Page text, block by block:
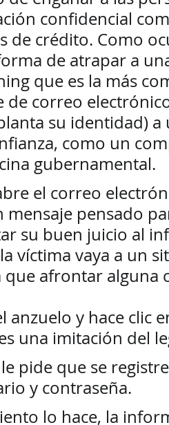
confidencial
de crédito. Como
de atrapar a
que es la más
de correo
su identidad) a
como un
gubernamental.
el correo
pensado
su buen juicio al
víctima vaya a un
afrontar alguna
anzuelo y hace clic
una imitación del
pide que se
y contraseña.